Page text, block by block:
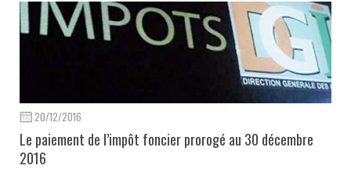
20/12/2016
Le paiement de l’impôt foncier prorogé au 30 décembre
2016